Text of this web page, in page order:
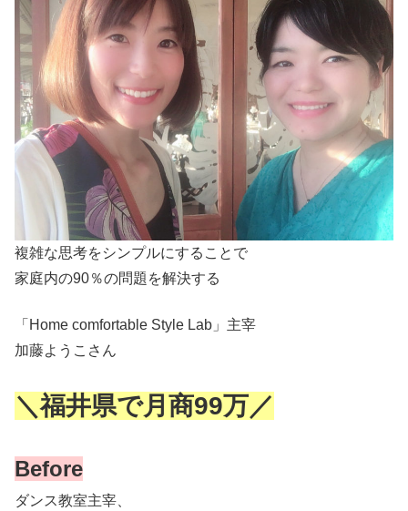
複雑な思考をシンプルにすることで
家庭内の90％の問題を解決する
「Home comfortable Style Lab」主宰
加藤ようこさん
＼福井県で月商99万／
Before
ダンス教室主宰、